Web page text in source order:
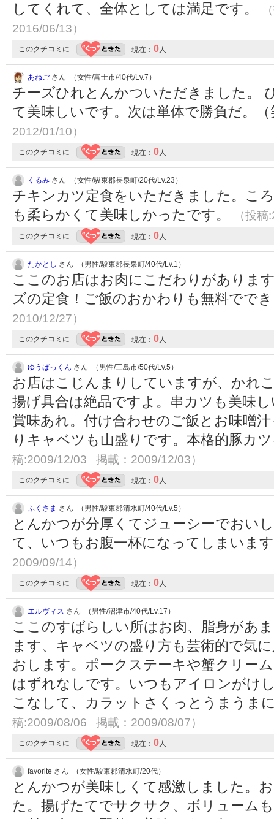
してくれて、全体としては満足です。
2016/06/13）
このクチコミに 現在： 0人
あねご さん （女性/富士市/40代/Lv.7）
チーズひれとんかついただきました。
て美味しいです。次は単体で勝負だ。
2012/01/10）
このクチコミに 現在： 0人
くるみ さん （女性/駿東郡長泉町/20代/Lv.23）
チキンカツ定食をいただきました。こ
も柔らかくて美味しかったです。
（投
このクチコミに 現在： 0人
たかとし さん （男性/駿東郡長泉町/40代/Lv.1）
ここのお店はお肉にこだわりがありま
ズの定食！ご飯のおかわりも無料でで
2010/12/27）
このクチコミに 現在： 0人
ゆうぱっくん さん （男性/三島市/50代/Lv.5）
お店はこじんまりしていますが、かれ
揚げ具合は絶品ですよ。串カツも美味
賞味あれ。付け合わせのご飯とお味噌
りキャベツも山盛りです。本格的豚カ
稿:2009/12/03 掲載：2009/12/03）
このクチコミに 現在： 0人
ふくさま さん （男性/駿東郡清水町/40代/Lv.5）
とんかつが分厚くてジューシーでおい
て、いつもお腹一杯になってしまいま
2009/09/14）
このクチコミに 現在： 0人
エルヴィス さん （男性/沼津市/40代/Lv.17）
ここのすばらしい所はお肉、脂身があ
ます、キャベツの盛り方も芸術的で気
おします。ポークステーキや蟹クリー
はずれなしです。いつもアイロンがけ
こなして、カラットさくっとうまうま
稿:2009/08/06 掲載：2009/08/07）
このクチコミに 現在： 0人
favorite さん （女性/駿東郡清水町/20代）
とんかつが美味しくて感激しました。
た。揚げたてでサクサク、ボリューム